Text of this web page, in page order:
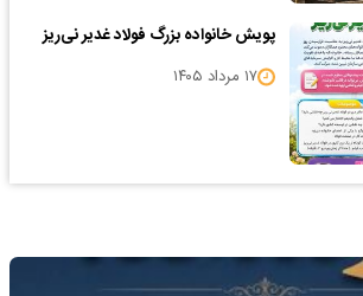
پویش خانواده بزرگ فولاد غدیر نی‌ریز
۱۷ مرداد ۱۴۰۵